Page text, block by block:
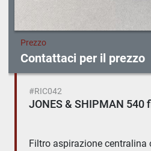
Prezzo
Contattaci per il prezzo
#RIC042
JONES & SHIPMAN 540
Filtro aspirazione centralina